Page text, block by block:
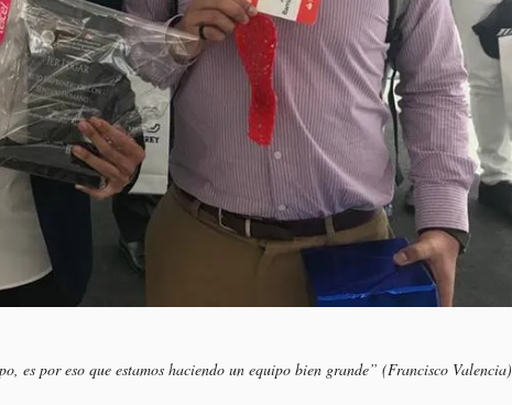
es por eso que estamos haciendo un equipo bien grande” (Francisco Valencia)